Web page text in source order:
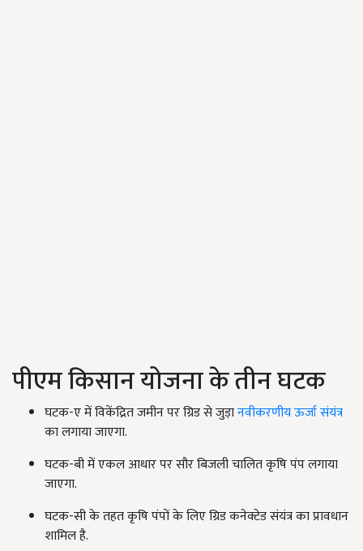
पीएम किसान योजना के तीन घटक
घटक-ए में विकेंद्रित जमीन पर ग्रिड से जुड़ानवीकरणीय ऊर्जा संयंत्र
का लगाया जाएगा.
घटक-बी में एकल आधार पर सौर बिजली चालित कृषि पंप लगाया
जाएगा.
घटक-सी के तहत कृषि पंपों के लिए ग्रिड कनेक्टेड संयंत्र का प्रावधान
शामिल है.